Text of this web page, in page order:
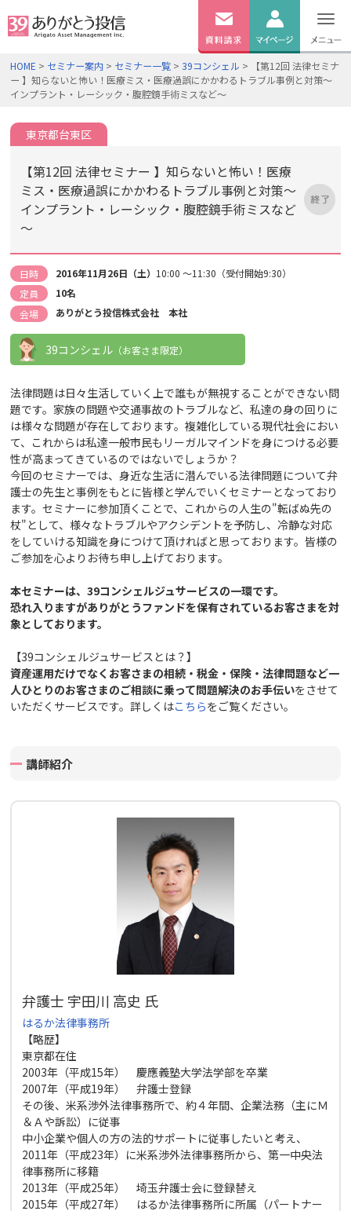
無料資料
請求
口座開設
ログイン
HOME > セミナー案内 > セミナー一覧 >39コンシェル > 【第12回 法律セミナ
ー 】知らないと怖い！医療ミス・医療過誤にかかわるトラブル事例と対策～
インプラント・レーシック・腹腔鏡手術ミスなど～
東京都台東区
【第12回 法律セミナー 】知らないと怖い！医療
ミス・医療過誤にかかわるトラブル事例と対策～
インプラント・レーシック・腹腔鏡手術ミスなど
～
日時 2016年11月26日（土） 10:00 ～11:30（受付開始9:30）
定員
10名
会場
ありがとう投信株式会社 本社
39コンシェル （お客さま限定）
法律問題は日々生活していく上で誰もが無視することができない問
題です。家族の問題や交通事故のトラブルなど、私達の身の回りに
は様々な問題が存在しております。複雑化している現代社会におい
て、これからは私達一般市民もリーガルマインドを身につける必要
性が高まってきているのではないでしょうか？
今回のセミナーでは、身近な生活に潜んでいる法律問題について弁
護士の先生と事例をもとに皆様と学んでいくセミナーとなっており
ます。セミナーに参加頂くことで、これからの人生の"転ばぬ先の
杖"として、様々なトラブルやアクシデントを予防し、冷静な対応
をしていける知識を身につけて頂ければと思っております。皆様の
ご参加を心よりお待ち申し上げております。
本セミナーは、39コンシェルジュサービスの一環です。
恐れ入りますがありがとうファンドを保有されているお客さまを対
象としております。
【39コンシェルジュサービスとは？】
資産運用だけでなくお客さまの相続・税金・保険・法律問題など一
人ひとりのお客さまのご相談に乗って問題解決のお手伝いをさせて
いただくサービスです。詳しくはこちらをご覧ください。
講師紹介
弁護士 宇田川 高史 氏
はるか法律事務所
【略歴】
東京都在住
2003年（平成15年） 慶應義塾大学法学部を卒業
2007年（平成19年） 弁護士登録
その後、米系渉外法律事務所で、約４年間、企業法務（主にＭ
＆Ａや訴訟）に従事
中小企業や個人の方の法的サポートに従事したいと考え、
2011年（平成23年）に米系渉外法律事務所から、第一中央法
律事務所に移籍
2013年（平成25年） 埼玉弁護士会に登録替え
2015年（平成27年） はるか法律事務所に所属（パートナー